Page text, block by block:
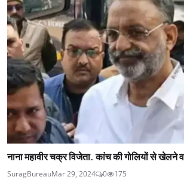
नाना महावीर चक्र विजेता. कांच की गोलियों से खेलने
SuragBureauMar 29, 2024 0 175